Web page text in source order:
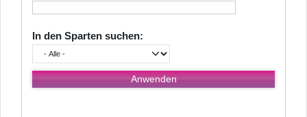
In den Sparten suchen: